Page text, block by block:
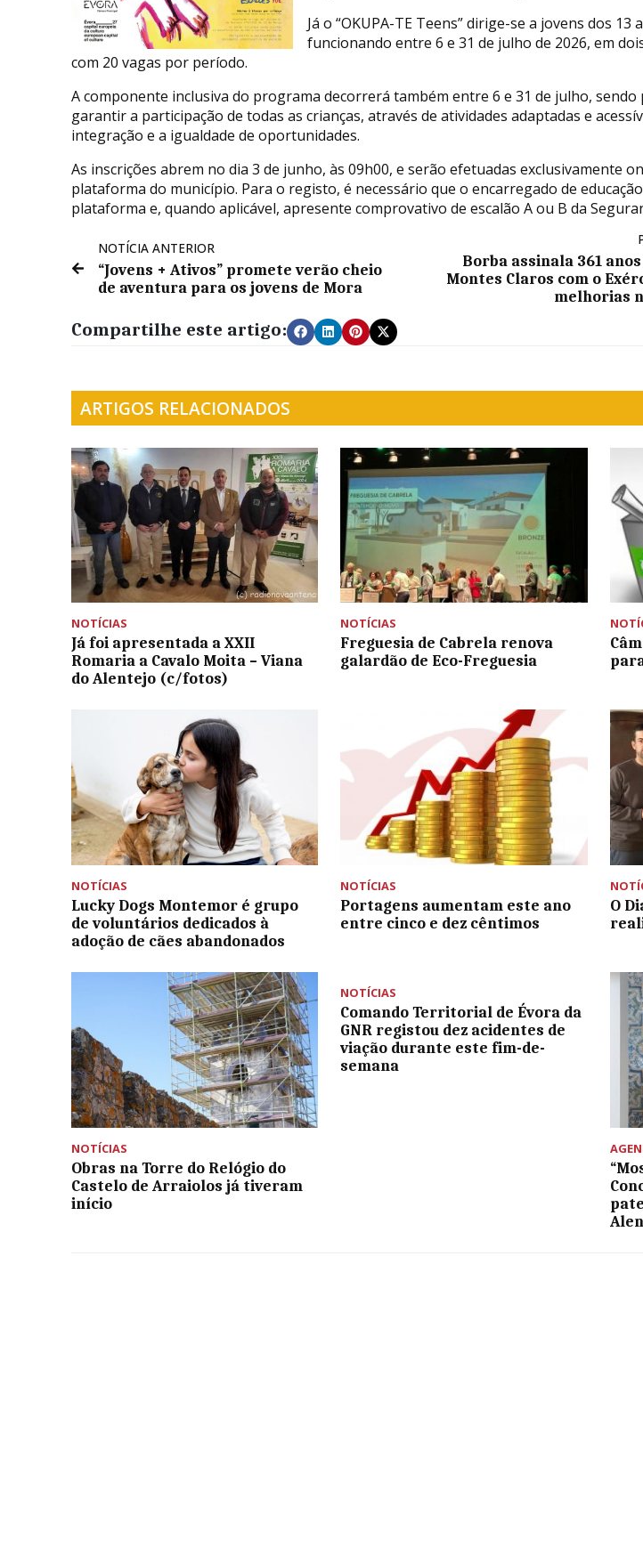
Já o “OKUPA-TE Teens” dirige-se a jovens dos 13
funcionando entre 6 e 31 de julho de 2026, em
com 20 vagas por período.
A componente inclusiva do programa decorrerá também entre 6 e 31 de julho, sendo
garantir a participação de todas as crianças, através de atividades adaptadas e
integração e a igualdade de oportunidades.
As inscrições abrem no dia 3 de junho, às 09h00, e serão efetuadas exclusivamente
plataforma do município. Para o registo, é necessário que o encarregado de
plataforma e, quando aplicável, apresente comprovativo de escalão A ou B da
NOTÍCIA ANTERIOR
“Jovens + Ativos” promete verão cheio
de aventura para os jovens de Mora
Borba assinala 361
Montes Claros com o
melhorias
Compartilhe este artigo:
ARTIGOS RELACIONADOS
NOTÍCIAS
Já foi apresentada a XXII
Romaria a Cavalo Moita – Viana
do Alentejo (c/fotos)
NOTÍCIAS
Freguesia de Cabrela renova
galardão de Eco-Freguesia
NOTÍCIAS
Lucky Dogs Montemor é grupo
de voluntários dedicados à
adoção de cães abandonados
NOTÍCIAS
Portagens aumentam este ano
entre cinco e dez cêntimos
O
NOTÍCIAS
Obras na Torre do Relógio do
Castelo de Arraiolos já tiveram
início
NOTÍCIAS
Comando Territorial de Évora da
GNR registou dez acidentes de
viação durante este fim-de-
semana